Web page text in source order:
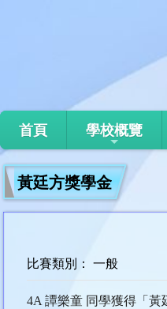
首頁 學校概覽
黃廷方獎學金
比賽類別： 一般
4A 譚樂童 同學獲得「黃